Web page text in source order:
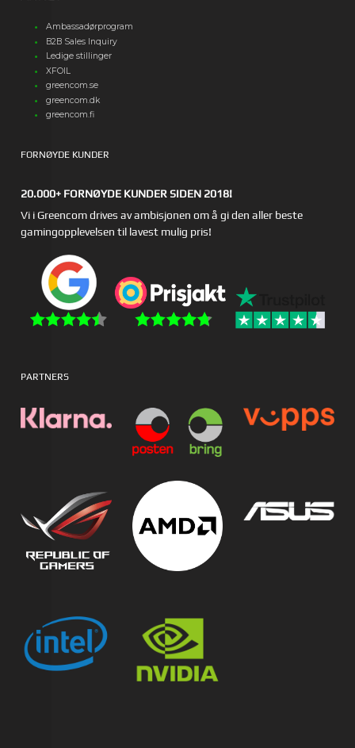
Ambassadørprogram
B2B Sales Inquiry
Ledige stillinger
XFOIL
greencom.se
greencom.dk
greencom.fi
FORNØYDE KUNDER
20.000+ FORNØYDE KUNDER SIDEN 2018!
Vi i Greencom drives av ambisjonen om å gi den aller beste
gamingopplevelsen til lavest mulig pris!
PARTNERS